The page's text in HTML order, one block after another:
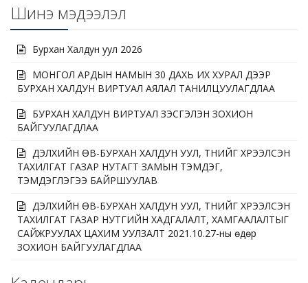
Шинэ мэдээлэл
Бурхан Халдун уул 2026
МОНГОЛ АРДЫН НАМЫН 30 ДАХЬ ИХ ХУРАЛ ДЭЭР
БУРХАН ХАЛДУН ВИРТУАЛ АЯЛАЛ ТАНИЛЦУУЛАГДЛАА
БУРХАН ХАЛДУН ВИРТУАЛ ҮЗЭСГЭЛЭН ЗОХИОН
БАЙГУУЛАГДЛАА
ДЭЛХИЙН ӨВ-БУРХАН ХАЛДУН УУЛ, ТҮҮНИЙГ ХҮРЭЭЛСЭН
ТАХИЛГАТ ГАЗАР НУТАГТ ЗАМЫН ТЭМДЭГ,
ТЭМДЭГЛЭГЭЭ БАЙРШУУЛАВ
ДЭЛХИЙН ӨВ-БУРХАН ХАЛДУН УУЛ, ТҮҮНИЙГ ХҮРЭЭЛСЭН
ТАХИЛГАТ ГАЗАР НУТГИЙН ХАДГАЛАЛТ, ХАМГААЛАЛТЫГ
САЙЖРУУЛАХ ЦАХИМ УУЛЗАЛТ 2021.10.27-ны өдөр
ЗОХИОН БАЙГУУЛАГДЛАА